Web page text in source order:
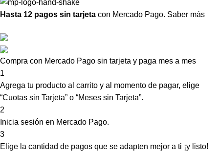
Hasta 12 pagos sin tarjeta con Mercado Pago. Saber más
Compra con Mercado Pago sin tarjeta y paga mes a mes
1
Agrega tu producto al carrito y al momento de pagar, elige
“Cuotas sin Tarjeta” o “Meses sin Tarjeta”.
2
Inicia sesión en Mercado Pago.
3
Elige la cantidad de pagos que se adapten mejor a ti ¡y listo!